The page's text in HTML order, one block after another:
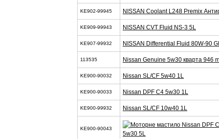
KE902-99945 NISSAN Coolant L248 Premix
KE909-99943 NISSAN CVT Fluid NS-3 5L
KE907-99932 NISSAN Differential Fluid 80W-90
113535 Nissan Genuine 5w30 кварта 946
KE900-90032 Nissan SL/CF 5w40 1L
KE900-90033 Nissan DPF C4 5w30 1L
KE900-99932 Nissan SL/CF 10w40 1L
KE900-90043
5w30 5L